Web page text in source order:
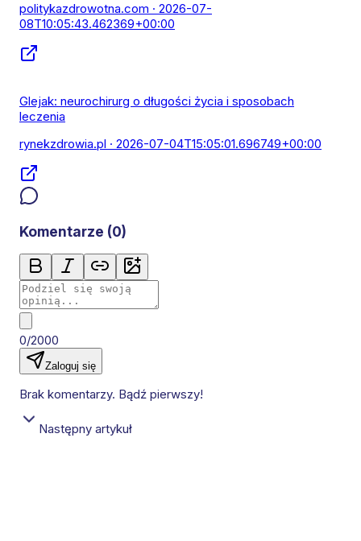
politykazdrowotna.com · 2026-07-
08T10:05:43.462369+00:00
Glejak: neurochirurg o długości życia i sposobach
leczenia
rynekzdrowia.pl · 2026-07-04T15:05:01.696749+00:00
Komentarze (0)
0/2000
Zaloguj się
Brak komentarzy. Bądź pierwszy!
Następny artykuł